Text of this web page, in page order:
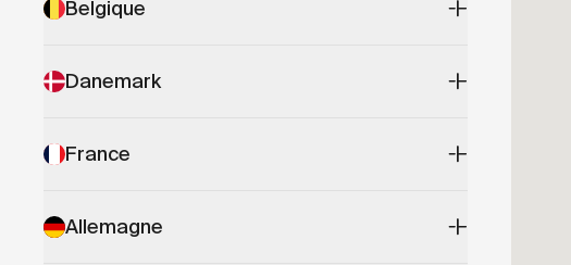
Belgique
Danemark
France
Allemagne